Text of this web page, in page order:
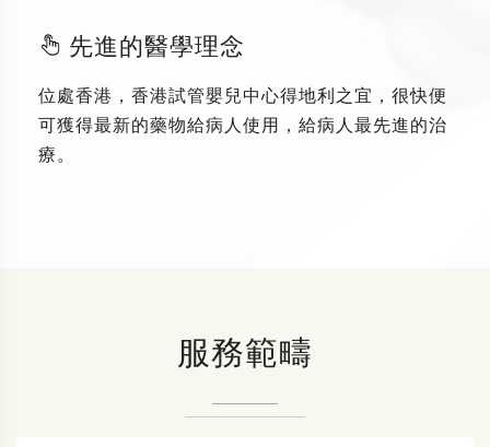
先進的醫學理念
位處香港，香港試管嬰兒中心得地利之宜，很快便
可獲得最新的藥物給病人使用，給病人最先進的治
療。
服務範疇